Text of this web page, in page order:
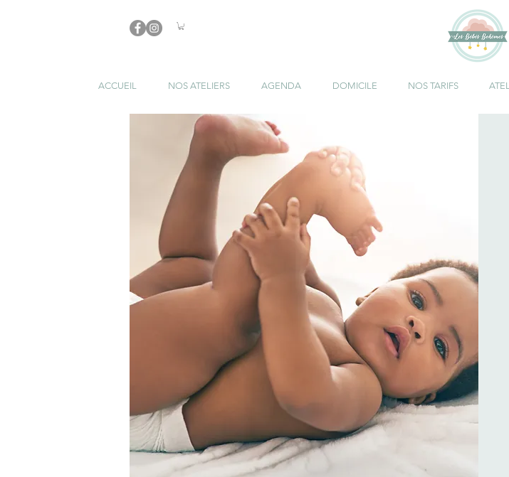
ACCUEIL NOS ATELIERS AGENDA DOMICILE NOS TARIFS